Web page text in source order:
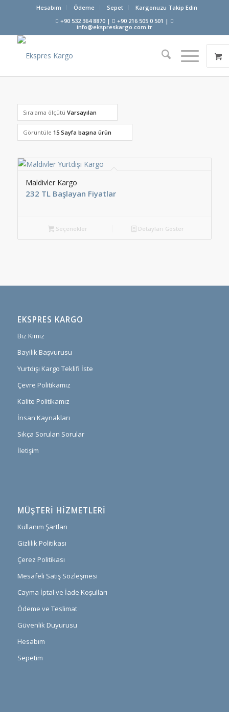
Hesabım Ödeme Sepet
Kargonuzu Takip Edin
+90 532 364 8870 |
+90 216 505 0 501 |
info@ekspreskargo.com.tr
Sıralama ölçütü Varsayılan
Görüntüle 15 Sayfa başına ürün
Maldivler Kargo
232 TL Başlayan Fiyatlar
Seçenekler Detayları Göster
EKSPRES KARGO
Biz Kimiz
Bayilik Başvurusu
Yurtdışı Kargo Teklifi İste
Çevre Politikamız
Kalite Politikamız
İnsan Kaynakları
Sıkça Sorulan Sorular
İletişim
MÜŞTERI HIZMETLERI
Kullanım Şartları
Gizlilik Politikası
Çerez Politikası
Mesafeli Satış Sözleşmesi
Cayma İptal ve İade Koşulları
Ödeme ve Teslimat
Güvenlik Duyurusu
Hesabım
Sepetim